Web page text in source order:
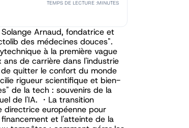
TEMPS DE LECTURE :MINUTES
Arnaud, fondatrice et
des médecines douces".
à la première vague
de carrière dans l'industrie
quitter le confort du monde
rigueur scientifique et bien-
de la tech : souvenirs de la
de l'IA. ・La transition
européenne pour
et l'atteinte de la